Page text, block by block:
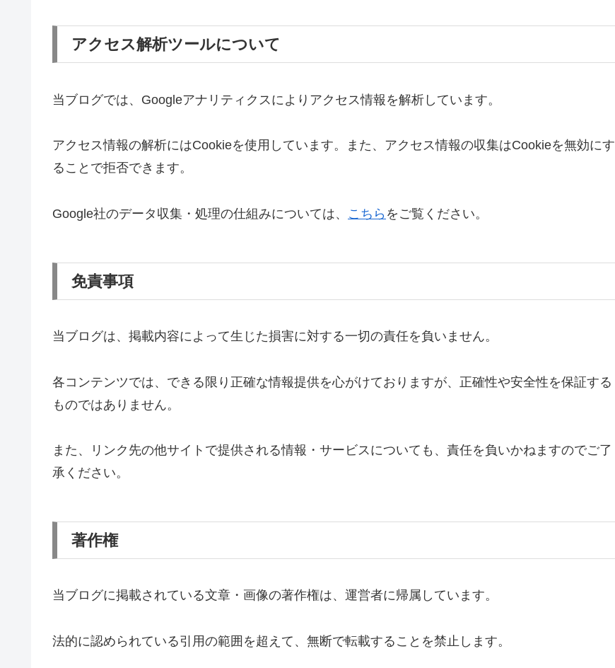
アクセス解析ツールについて
当ブログでは、Googleアナリティクスによりアクセス情報を解析しています。
アクセス情報の解析にはCookieを使用しています。また、アクセス情報の収集はCookieを無効にす
ることで拒否できます。
Google社のデータ収集・処理の仕組みについては、 こちら をご覧ください。
免責事項
当ブログは、掲載内容によって生じた損害に対する一切の責任を負いません。
各コンテンツでは、できる限り正確な情報提供を心がけておりますが、正確性や安全性を保証する
ものではありません。
また、リンク先の他サイトで提供される情報・サービスについても、責任を負いかねますのでご了
承ください。
著作権
当ブログに掲載されている文章・画像の著作権は、運営者に帰属しています。
法的に認められている引用の範囲を超えて、無断で転載することを禁止します。